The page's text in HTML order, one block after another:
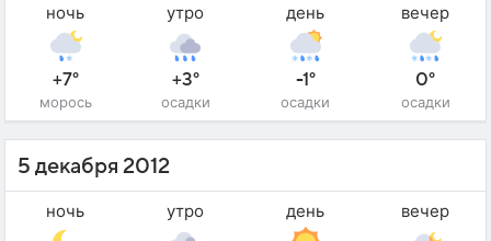
ночь
+7°
морось
утро
+3°
осадки
день
-1°
осадки
вечер
0°
осадки
5 декабря 2012
ночь утро день вечер